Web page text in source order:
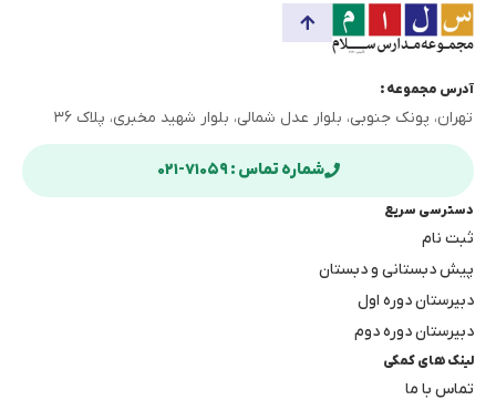
آدرس مجموعه :
تهران، پونک جنوبی، بلوار عدل شمالی، بلوار شهید مخبری، پلاک ۳۶
شماره تماس : ۷۱۰۵۹-۰۲۱
دسترسی سریع
ثبت نام
پیش دبستانی و دبستان
دبیرستان دوره اول
دبیرستان دوره دوم
لینک های کمکی
تماس با ما